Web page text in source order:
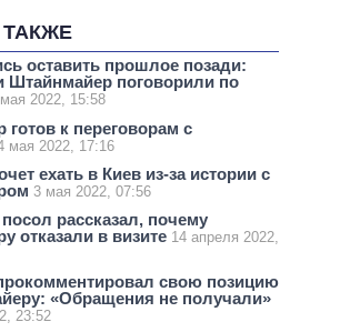
ТАКЖЕ
оставить прошлое позади:
Штайнмайер поговорили по
2022, 15:58
к переговорам с
мая 2022, 17:16
ехать в Киев из-за истории с
3 мая 2022, 07:56
рассказал, почему
отказали в визите 14 апреля 2022,
свою позицию
«Обращения не получали»
23:52